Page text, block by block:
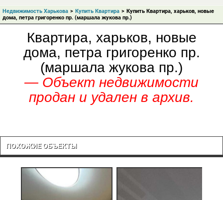
Недвижимость Харькова > Купить Квартира > Купить Квартира, харьков, новые
дома, петра григоренко пр. (маршала жукова пр.)
Квартира, харьков, новые
дома, петра григоренко пр.
(маршала жукова пр.)
— Объект недвижимости
продан и удален в архив.
ПОХОЖИЕ ОБЪЕКТЫ